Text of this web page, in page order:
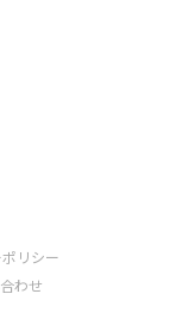
リシー
わせ